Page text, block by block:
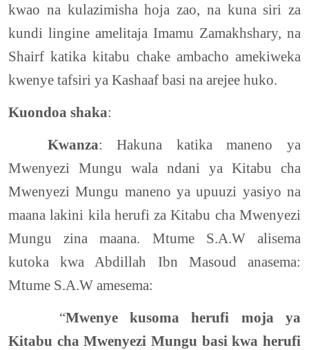
kwao na kulazimisha hoja zao, na kuna siri za
kundi lingine amelitaja Imamu Zamakhshary, na
Shairf katika kitabu chake ambacho amekiweka
kwenye tafsiri ya Kashaaf basi na arejee huko.
Kuondoa shaka:
Kwanza: Hakuna katika maneno ya
Mwenyezi Mungu wala ndani ya Kitabu cha
Mwenyezi Mungu maneno ya upuuzi yasiyo na
maana lakini kila herufi za Kitabu cha Mwenyezi
Mungu zina maana. Mtume S.A.W alisema
kutoka kwa Abdillah Ibn Masoud anasema:
Mtume S.A.W amesema:
“Mwenye kusoma herufi moja ya
Kitabu cha Mwenyezi Mungu basi kwa herufi